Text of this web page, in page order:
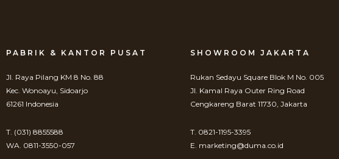
PABRIK & KANTOR PUSAT
Jl. Raya Pilang KM 8 No. 88
Kec. Wonoayu, Sidoarjo
61261 Indonesia
T. (031) 8855588
WA. 0811-3550-057
SHOWROOM JAKARTA
Rukan Sedayu Square Blok M No. 005
Jl. Kamal Raya Outer Ring Road
Cengkareng Barat 11730, Jakarta
T. 0821-1195-3395
E. marketing@duma.co.id